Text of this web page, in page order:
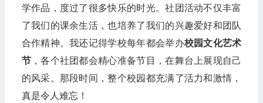
学作品，度过了很多快乐的时光。社团活动不仅丰富
了我们的课余生活，也培养了我们的兴趣爱好和团队
合作精神。我还记得学校每年都会举办校园文化艺术
节，各个社团都会精心准备节目，在舞台上展现自己
的风采。那段时间，整个校园都充满了活力和激情，
真是令人难忘！